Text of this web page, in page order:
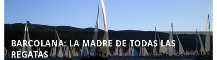
BARCOLANA: LA MADRE DE TODAS LAS
REGATAS